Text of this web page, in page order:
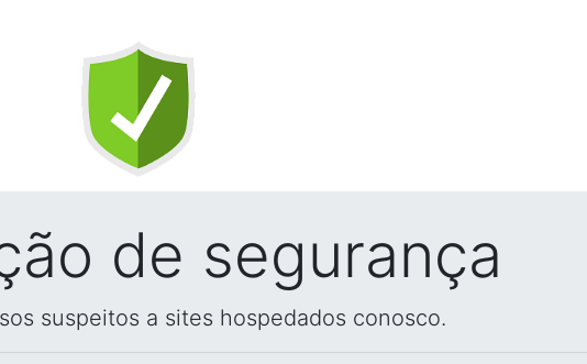
de segurança
suspeitos a sites hospedados conosco.